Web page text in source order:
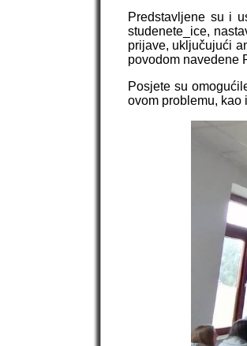
Predstavljene su i
studenete_ice,
prijave, uključujući
povodom navedene
Posjete su
ovom problemu, kao